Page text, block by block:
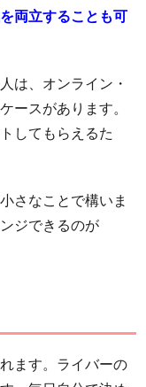
両立することも可
は、オンライン・
ースがあります。
してもらえるた
さなことで構いま
ジできるのが
ます。ライバーの